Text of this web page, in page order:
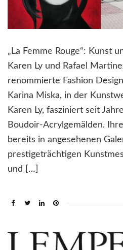
„La Femme Rouge“: Kunst
Karen Ly und Rafael
renommierte Fashion
Karina Miska, in der
Karen Ly, fasziniert seit
Boudoir-Acrylgemälden.
bereits in angesehenen
prestigeträchtigen
und […]